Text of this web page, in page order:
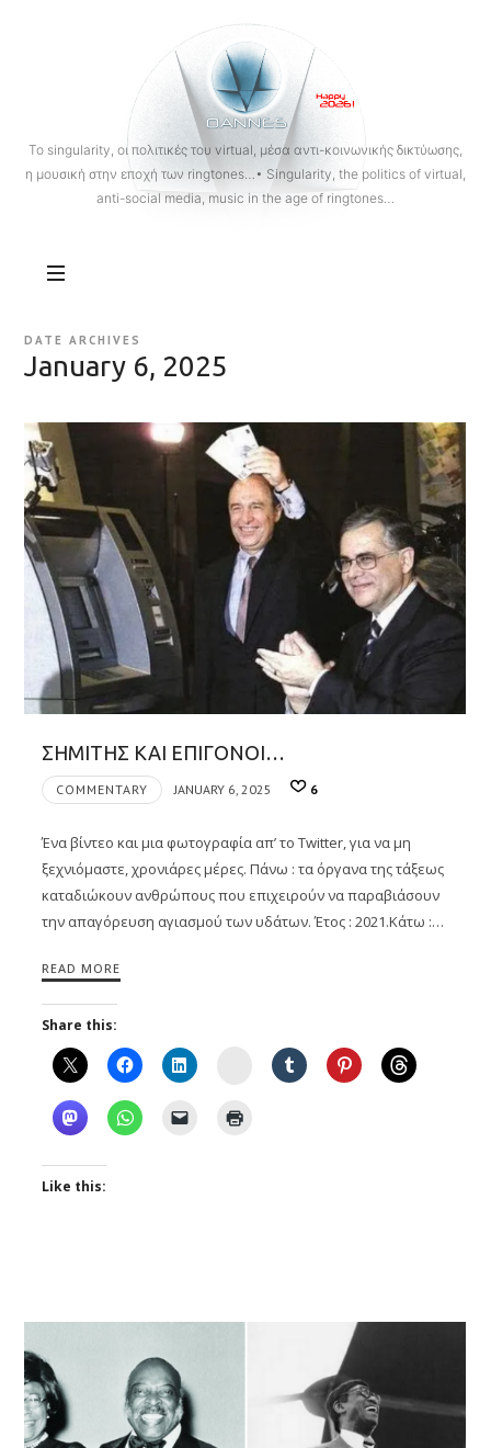
OANNES
To singularity, οι πολιτικές του virtual, μέσα αντι-κοινωνικής δικτύωσης,
η μουσική στην εποχή των ringtones…• Singularity, the politics of virtual,
anti-social media, music in the age of ringtones…
DATE ARCHIVES
January 6, 2025
ΣΗΜΙΤΗΣ ΚΑΙ ΕΠΙΓΟΝΟΙ…
COMMENTARY JANUARY 6, 2025 6
Ένα βίντεο και μια φωτογραφία απ’ το Twitter, για να μη
ξεχνιόμαστε, χρονιάρες μέρες. Πάνω : τα όργανα της τάξεως
καταδιώκουν ανθρώπους που επιχειρούν να παραβιάσουν
την απαγόρευση αγιασμού των υδάτων. Έτος : 2021.Κάτω :…
READ MORE
Share this:
Instagram
Like this: